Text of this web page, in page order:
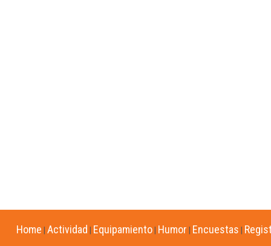
Home Actividad Equipamiento Humor Encuestas